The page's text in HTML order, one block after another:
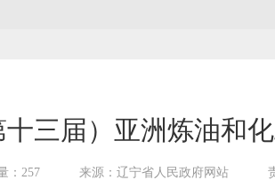
十三届）亚洲炼油和
：257 来源：辽宁省人民政府网站